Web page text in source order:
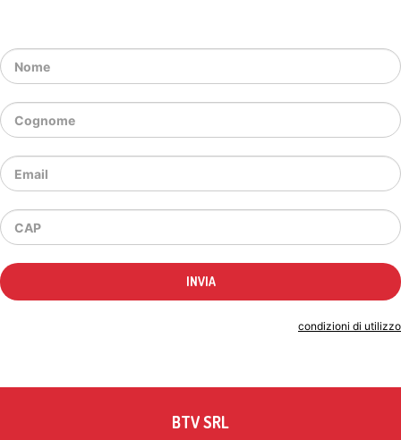
condizioni di utilizzo
BTV SRL